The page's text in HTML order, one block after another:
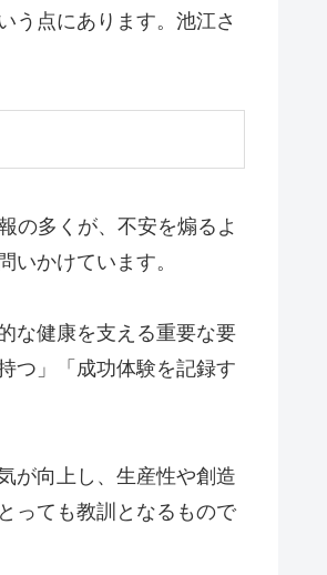
う点にあります。池江さ
の多くが、不安を煽るよ
いかけています。
な健康を支える重要な要
つ」「成功体験を記録す
が向上し、生産性や創造
っても教訓となるもので